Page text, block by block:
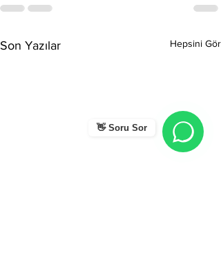
👋 Soru Sor
Son Yazılar Hepsini Gör